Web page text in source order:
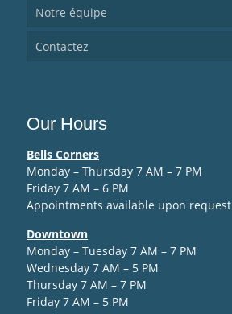
Notre équipe
Contactez
Our Hours
Bells Corners
Monday – Thursday 7 AM – 7 PM
Friday 7 AM – 6 PM
Appointments available upon request
Downtown
Monday – Tuesday 7 AM – 7 PM
Wednesday 7 AM – 5 PM
Thursday 7 AM – 7 PM
Friday 7 AM – 5 PM